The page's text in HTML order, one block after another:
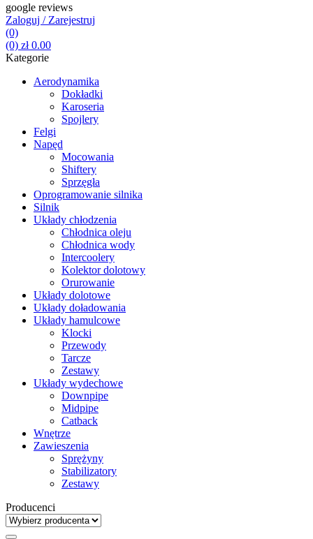
google reviews
Zaloguj / Zarejestruj
(0)
(0) zł0.00
Kategorie
Aerodynamika
Dokładki
Karoseria
Spojlery
Felgi
Napęd
Mocowania
Shiftery
Sprzęgła
Oprogramowanie silnika
Silnik
Układy chłodzenia
Chłodnica oleju
Chłodnica wody
Intercoolery
Kolektor dolotowy
Orurowanie
Układy dolotowe
Układy doładowania
Układy hamulcowe
Klocki
Przewody
Tarcze
Zestawy
Układy wydechowe
Downpipe
Midpipe
Catback
Wnętrze
Zawieszenia
Sprężyny
Stabilizatory
Zestawy
Producenci